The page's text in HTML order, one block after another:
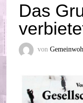
Das
von